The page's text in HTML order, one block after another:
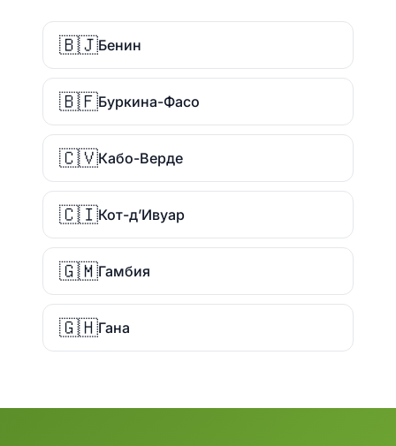
🇧🇯Бенин
🇧🇫Буркина-Фасо
🇨🇻Кабо-Верде
🇨🇮Кот-д’Ивуар
🇬🇲Гамбия
🇬🇭Гана